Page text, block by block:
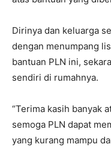
Dirinya dan keluarga
dengan menumpang
bantuan PLN ini,
sendiri di rumahnya.
“Terima kasih banyak
semoga PLN dapat
yang kurang mampu